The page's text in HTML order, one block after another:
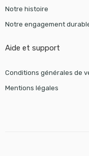
Notre histoire
Notre engagement
Aide et support
Conditions générales de
Mentions légales